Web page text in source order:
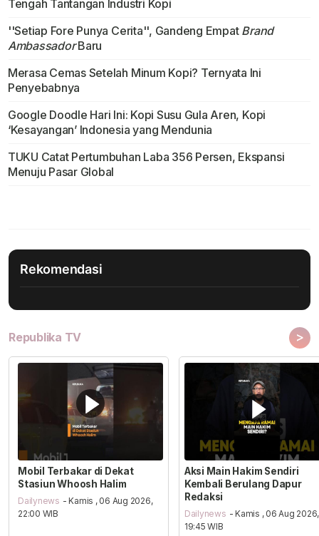
Tengah Tantangan Industri Kopi
''Setiap Fore Punya Cerita'', Gandeng Empat Brand
AmbassadorBaru
Merasa Cemas Setelah Minum Kopi? Ternyata Ini
Penyebabnya
Google Doodle Hari Ini: Kopi Susu Gula Aren, Kopi
‘Kesayangan’ Indonesia yang Mendunia
TUKU Catat Pertumbuhan Laba 356 Persen, Ekspansi
Menuju Pasar Global
Rekomendasi
Republika TV >
Mobil Terbakar di Dekat
Stasiun Whoosh Halim
Dailynews - Kamis , 06 Aug 2026,
22:00 WIB
Aksi Main Hakim Sendiri
Kembali Berulang Dapur
Redaksi
Dailynews - Kamis , 06 Aug 2026,
19:45 WIB